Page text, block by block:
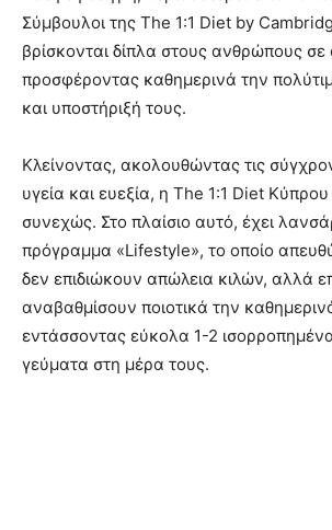
Σύμβουλοι της The 1:1 Diet by
βρίσκονται δίπλα στους ανθρώπους
προσφέροντας καθημερινά την
και υποστήριξή τους.
Κλείνοντας, ακολουθώντας τις
υγεία και ευεξία, η The 1:1 Diet Κύπρου
συνεχώς. Στο πλαίσιο αυτό, έχει
πρόγραμμα «Lifestyle», το οποίο
δεν επιδιώκουν απώλεια κιλών, αλλά
αναβαθμίσουν ποιοτικά την
εντάσσοντας εύκολα 1-2 ισορροπημένα
γεύματα στη μέρα τους.